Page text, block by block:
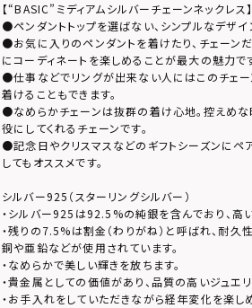
【“BASIC”ミディアムシルバーチェーンネックレス】
●ペンダントトップを選ばない、シンプルなデザイ
●お気に入りのペンダントを着けたり、チェーン
にコーディネートを楽しめることが最大の魅力で
●仕事などでリングが出来ない人にはこのチェ
着けることもできます。
●なめらかチェーンは抜群の着け心地。控えめな
役にしてくれるチェーンです。
●記念日やクリスマスなどのギフトシーズンにペ
してもオススメです。
シルバー925（スターリングシルバー）
・シルバー925は92.5%の純銀を含んでおり、高
・残りの7.5%は割金（わりがね）と呼ばれ、耐久
銅や亜鉛などが使用されています。
・なめらかで美しい輝きを放ちます。
・貴金属としての価値があり、品質の高いジュエ
・お手入れをしていただきながら経年変化を楽し